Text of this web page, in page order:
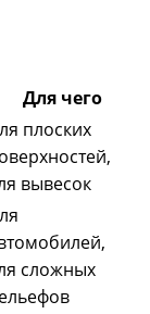
Для чего
плоских
вывесок
сложных